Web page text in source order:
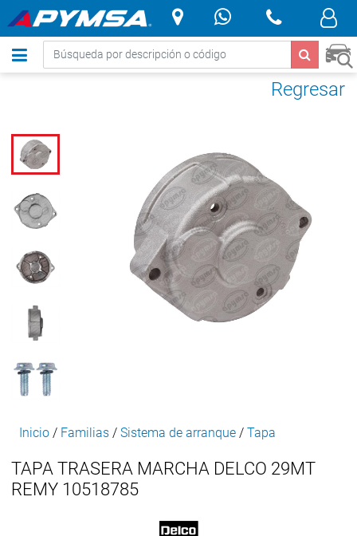
.
Regresar
Inicio / Familias / Sistema de arranque / Tapa
TAPA TRASERA MARCHA DELCO 29MT
REMY 10518785